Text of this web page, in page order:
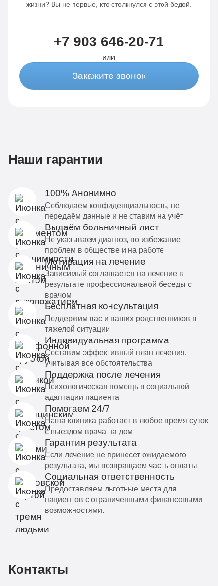
жизни? Вы не первые, кто столкнулся с этой бедой.
+7 903 646-20-71
или
Закажите звонок
Наши гарантии
100% Анонимно
Соблюдаем конфиденциальность, не
передаём данные и не ставим на учёт
Выдаём больничный лист
Не указываем диагноз, во избежание
проблем в обществе и на работе
Мотивация на лечение
Зависимый соглашается на лечение в
результате профессиональной беседы с
врачом
Бесплатная консультация
Поддержим вас и ваших родственников в
тяжелой ситуации
Индивидуальная программа
Составим эффективный план лечения,
учитывая все обстоятельства
Поддержка после лечения
Психологическая помощь в социальной
адаптации пациента
Помогаем 24/7
Наша клиника работает в любое время суток
с выездом врача на дом
Гарантия результата
Если лечение не принесет ожидаемого
результата, мы возвращаем часть оплаты
Социальная ответственность
Предоставляем льготные места для
пациентов с ограниченными финансовыми
возможностями.
Контакты